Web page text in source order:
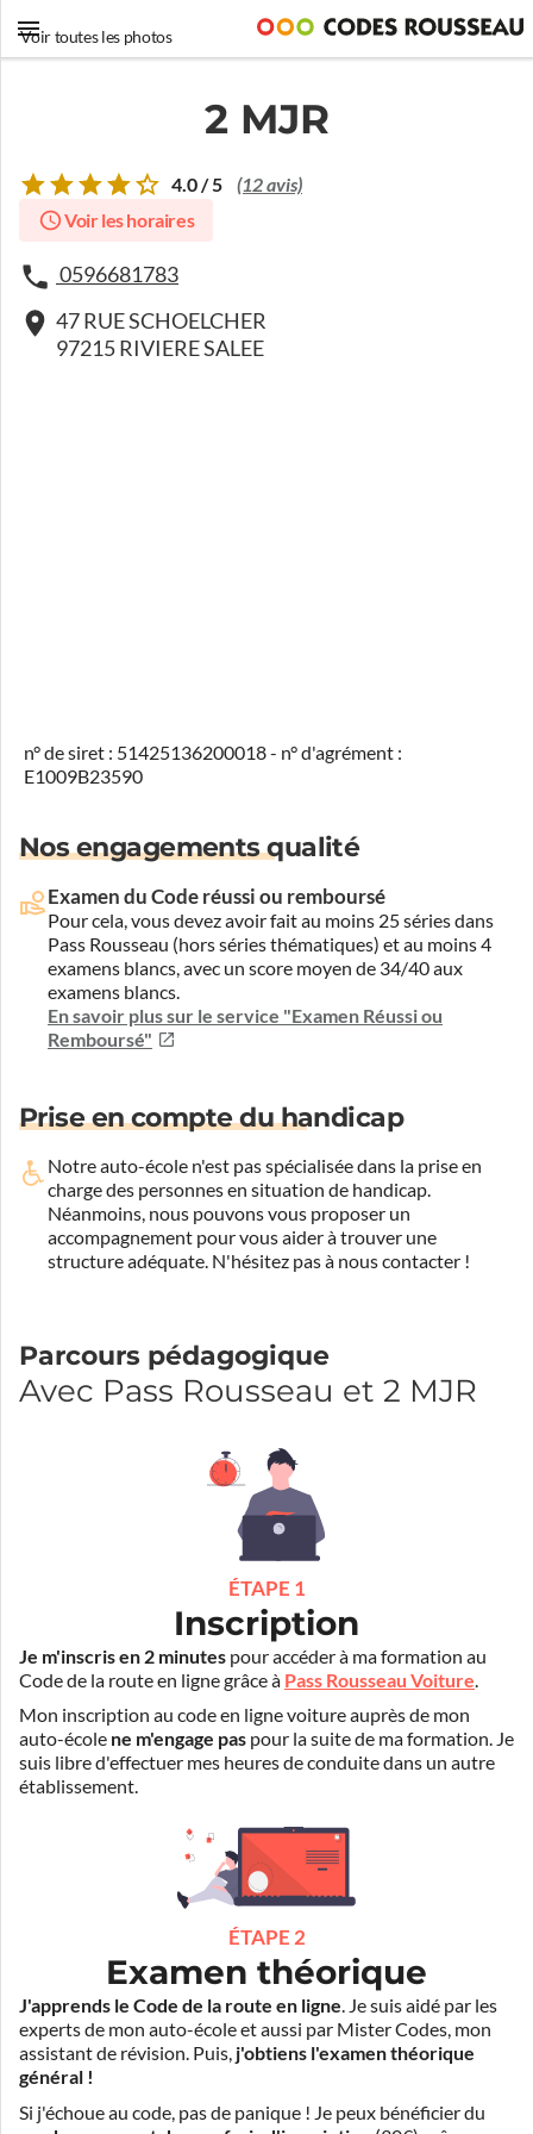
Voir toutes les photos
2 MJR
4.0 / 5 (12 avis)
Voir les horaires
0596681783
47 RUE SCHOELCHER
97215 RIVIERE SALEE
n° de siret : 51425136200018 - n° d'agrément :
E1009B23590
Nos engagements qualité
Examen du Code réussi ou remboursé
Pour cela, vous devez avoir fait au moins 25 séries dans
Pass Rousseau (hors séries thématiques) et au moins 4
examens blancs, avec un score moyen de 34/40 aux
examens blancs.
En savoir plus sur le service "Examen Réussi ou
Remboursé"
Prise en compte du handicap
Notre auto-école n'est pas spécialisée dans la prise en
charge des personnes en situation de handicap.
Néanmoins, nous pouvons vous proposer un
accompagnement pour vous aider à trouver une
structure adéquate. N'hésitez pas à nous contacter !
Parcours pédagogique
Avec Pass Rousseau et 2 MJR
ÉTAPE 1
Inscription
Je m'inscris en 2 minutes pour accéder à ma formation au
Code de la route en ligne grâce à Pass Rousseau Voiture.
Mon inscription au code en ligne voiture auprès de mon
auto-école ne m'engage pas pour la suite de ma formation. Je
suis libre d'effectuer mes heures de conduite dans un autre
établissement.
ÉTAPE 2
Examen théorique
J'apprends le Code de la route en ligne. Je suis aidé par les
experts de mon auto-école et aussi par Mister Codes, mon
assistant de révision. Puis, j'obtiens l'examen théorique
général !
Si j'échoue au code, pas de panique ! Je peux bénéficier du